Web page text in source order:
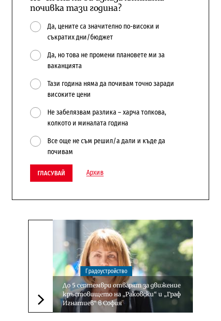
почивка тази година?
Да, цените са значително по-високи и
съкратих дни/бюджет
Да, но това не промени плановете ми за
ваканцията
Тази година няма да почивам точно заради
високите цени
Не забелязвам разлика – харча толкова,
колкото и миналата година
Все още не съм решил/а дали и къде да
почивам
ГЛАСУВАЙ Архив
Следваща новина
Градоустройство
До 5 септември отварят за движение
кръстовището на „Раковски“ и „Граф
Игнатиев“ в София